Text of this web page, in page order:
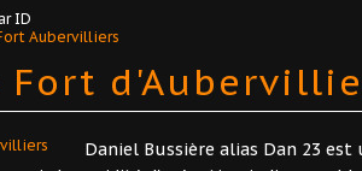
ID
Aubervilliers
Fort
Daniel Bussière alias Dan 23